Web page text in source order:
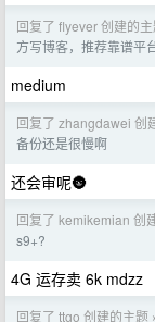
回复了 flyever 创建的
方写博客，推荐靠谱平
medium
回复了 zhangdawei 创
备份还是很慢啊
还会审呢🌚
回复了 kemikemian 创
s9+?
4G 运存卖 6k mdzz
回复了 ttgo 创建的主题 ›